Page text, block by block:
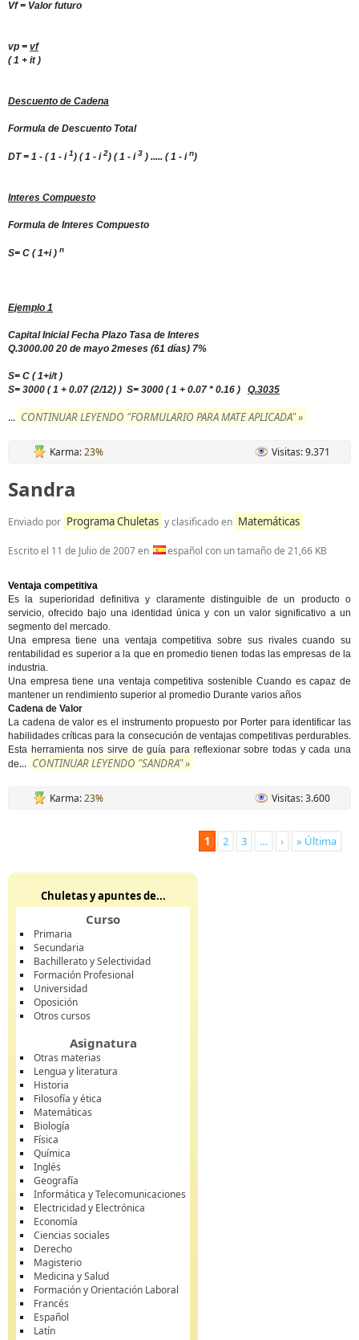
Vf = Valor futuro
vp = vf
( 1 + it )
Descuento de Cadena
Formula de Descuento Total
DT = 1 - ( 1 - i 1) ( 1 - i2) ( 1 - i3 ) ..... ( 1 - in)
Interes Compuesto
Formula de Interes Compuesto
S= C ( 1+i ) n
Ejemplo 1
Capital Inicial Fecha Plazo Tasa de Interes
Q.3000.00 20 de mayo 2meses (61 días) 7%
S= C ( 1+i/t )
S= 3000 ( 1 + 0.07 (2/12) ) S= 3000 ( 1 + 0.07 * 0.16 ) Q.3035
... CONTINUAR LEYENDO "FORMULARIO PARA MATE APLICADA" »
Karma:23% Visitas: 9.371
Sandra
Enviado por Programa Chuletas y clasificado en Matemáticas
Escrito el 11 de Julio de 2007en español con un tamaño de 21,66 KB
Ventaja competitiva
Es la superioridad definitiva y claramente distinguible de un producto o
servicio, ofrecido bajo una identidad única y con un valor significativo a un
segmento del mercado.
Una empresa tiene una ventaja competitiva sobre sus rivales cuando su
rentabilidad es superior a la que en promedio tienen todas las empresas de la
industria.
Una empresa tiene una ventaja competitiva sostenible Cuando es capaz de
mantener un rendimiento superior al promedio Durante varios años
Cadena de Valor
La cadena de valor es el instrumento propuesto por Porter para identificar las
habilidades críticas para la consecución de ventajas competitivas perdurables.
Esta herramienta nos sirve de guía para reflexionar sobre todas y cada una
de... CONTINUAR LEYENDO "SANDRA" »
Karma:23% Visitas: 3.600
1 2 3 … › » Última
Chuletas y apuntes de...
Curso
Primaria
Secundaria
Bachillerato y Selectividad
Formación Profesional
Universidad
Oposición
Otros cursos
Asignatura
Otras materias
Lengua y literatura
Historia
Filosofía y ética
Matemáticas
Biología
Física
Química
Inglés
Geografía
Informática y Telecomunicaciones
Electricidad y Electrónica
Economía
Ciencias sociales
Derecho
Magisterio
Medicina y Salud
Formación y Orientación Laboral
Francés
Español
Latín